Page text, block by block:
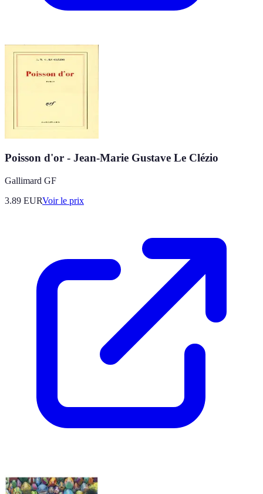
Poisson d'or - Jean-Marie Gustave Le Clézio
Gallimard GF
3.89 EURVoir le prix